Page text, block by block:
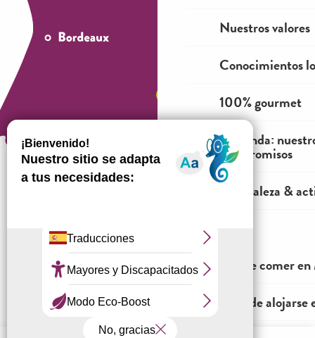
Nuestros valores
Conocimientos
100% gourmet
La tienda:
compromisos
Naturaleza &
ME VOY
Dónde comer
¿Dónde
Información jurídica Condiciones generales de venta